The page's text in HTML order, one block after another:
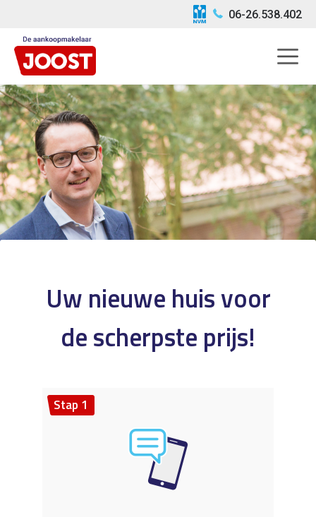
06-26.538.402
Uw nieuwe huis voor
de scherpste prijs!
Stap 1